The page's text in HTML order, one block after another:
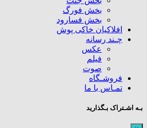
بخش فورگ
بخش فسارود
افلاکیان خاکی پوش
چـند رسانه
عکس
فیلم
صوت
فروشـگاه
تمـاس با ما
بـه اشـتراک بـگذارید